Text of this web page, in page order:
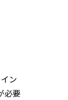
ン
必要